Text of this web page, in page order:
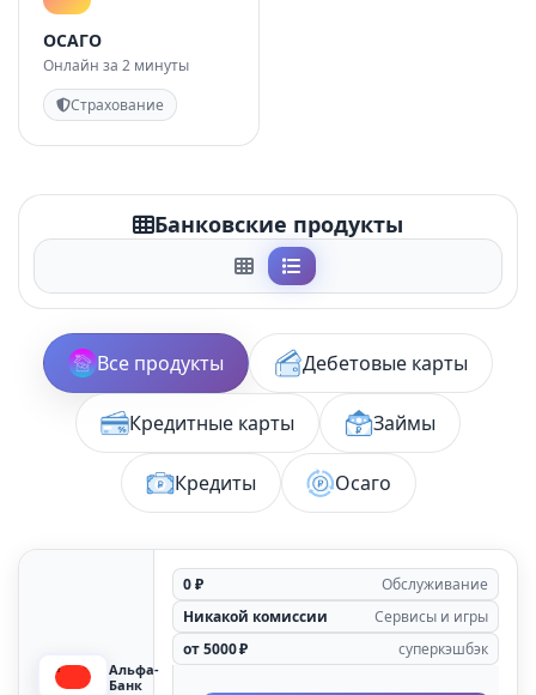
ОСАГО
Онлайн за 2 минуты
Страхование
Банковские продукты
Все продукты Дебетовые карты
Кредитные карты Займы
Кредиты Осаго
Альфа-
Банк
0 ₽
Обслуживание
Никакой комиссии
Сервисы и игры
от 5000 ₽
суперкэшбэк